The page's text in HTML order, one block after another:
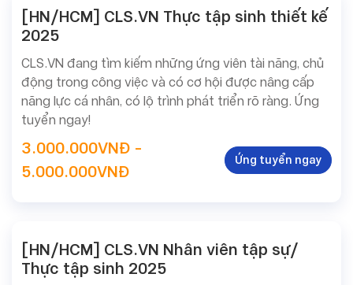
Tuyển
dụng
[HN/HCM] CLS.VN Thực tập sinh thiết kế
2025
CLS.VN đang tìm kiếm những ứng viên tài năng, chủ
động trong công việc và có cơ hội được nâng cấp
năng lực cá nhân, có lộ trình phát triển rõ ràng. Ứng
tuyển ngay!
3.000.000VNĐ -
5.000.000VNĐ
Ứng tuyển ngay
[HN/HCM] CLS.VN Nhân viên tập sự/
Thực tập sinh 2025